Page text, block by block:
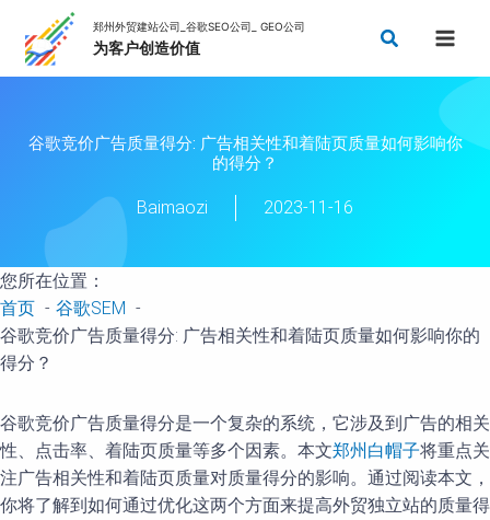
搜
谷歌竞价广告质量得分: 广告相关性和着陆页质量如何影响你
的得分？
Baimaozi 2023-11-16
您所在位置：
首页
谷歌SEM
谷歌竞价广告质量得分: 广告相关性和着陆页质量如何影响你的
得分？
谷歌竞价广告质量得分是一个复杂的系统，它涉及到广告的相关
性、点击率、着陆页质量等多个因素。本文郑州白帽子将重点关
注广告相关性和着陆页质量对质量得分的影响。通过阅读本文，
你将了解到如何通过优化这两个方面来提高外贸独立站的质量得